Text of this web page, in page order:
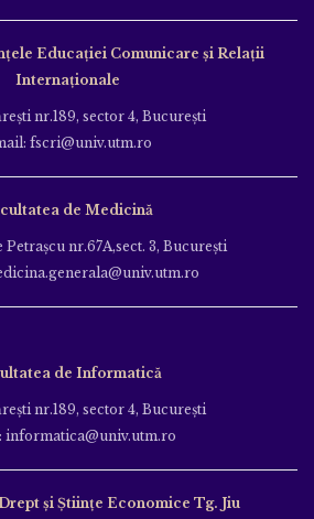
Educației Comunicare și Relații
Internaționale
nr.189, sector 4, Bucureşti
fscri@univ.utm.ro
de Medicină
Petraşcu nr.67A,sect. 3, Bucureşti
de Informatică
nr.189, sector 4, Bucureşti
informatica@univ.utm.ro
și Științe Economice Tg. Jiu